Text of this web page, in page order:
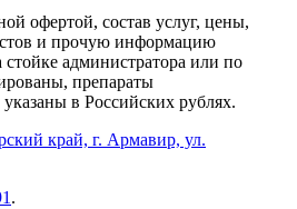
офертой, состав услуг, цены,
и прочую информацию
администратора или по
препараты
в Российских рублях.
край, г. Армавир, ул.
.